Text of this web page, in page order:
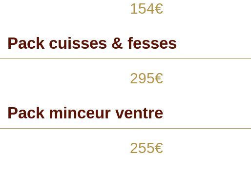
154€
Pack cuisses & fesses
295€
Pack minceur ventre
255€